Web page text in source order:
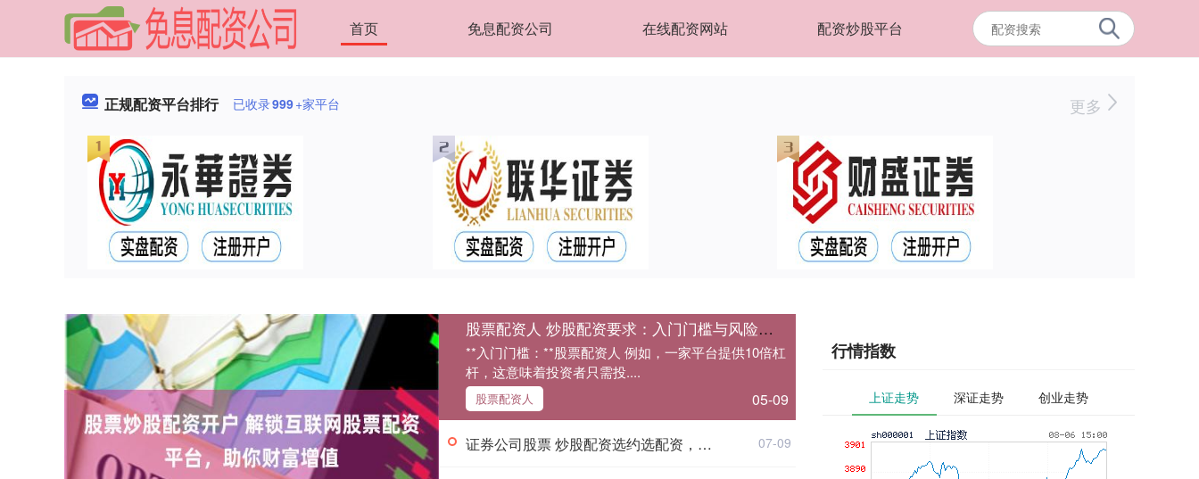
首页 免息配资公司 在线配资网站 配资炒股平台
正规配资平台排行 已收录999+家平台 更多
股票配资人 炒股配资要求：入门门槛与风险提示
**入门门槛：**股票配资人 例如，一家平台提供10倍杠
杆，这意味着投资者只需投....
股票配资人 05-09
证券公司股票 炒股配资选约选配资，安全可靠，轻松获利 07-09
行情指数
上证走势 深证走势 创业走势